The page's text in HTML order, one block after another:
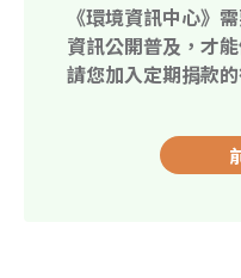
《環境資訊中心》
資訊公開普及，才
請您加入定期捐款